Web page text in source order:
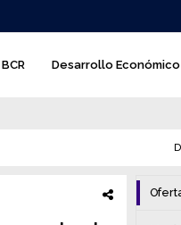
Desarrollo Económico